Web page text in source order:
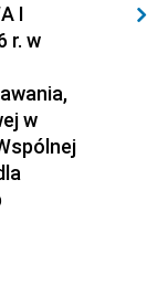
I
r. w
w